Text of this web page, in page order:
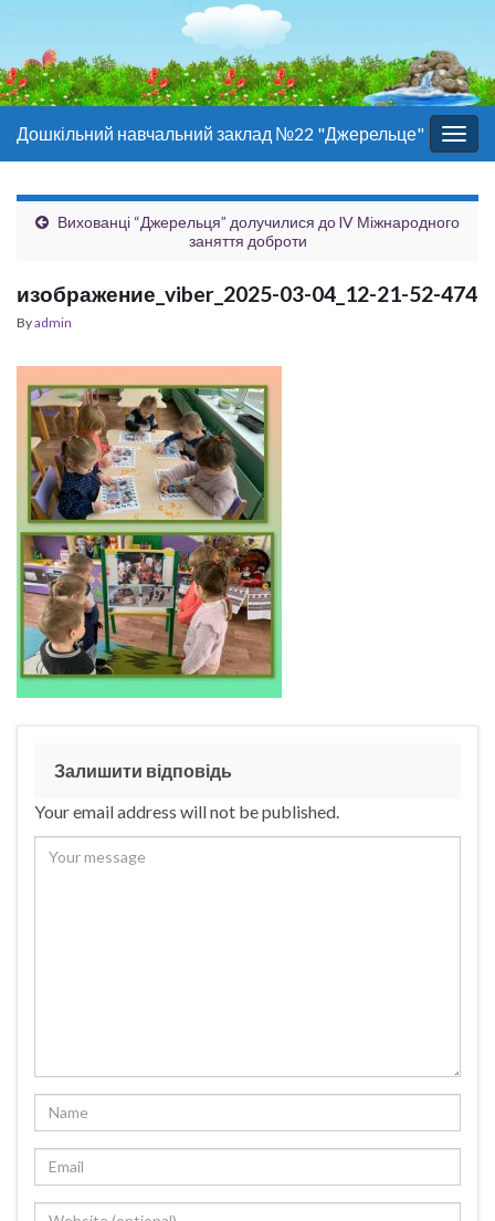
Дошкільний навчальний заклад №22 "Джерельце"
Вихованці “Джерельця” долучилися до lV Міжнародного
заняття доброти
изображение_viber_2025-03-04_12-21-52-474
Byadmin
Залишити відповідь
Your email address will not be published.